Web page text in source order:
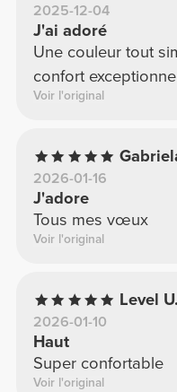
2025-12-04
J'ai adoré
Une couleur tout
confort
Voir l'original
2026-01-16
J'adore
Tous mes vœux
Voir l'original
Level U.
2026-01-10
Haut
Super confortable
Voir l'original